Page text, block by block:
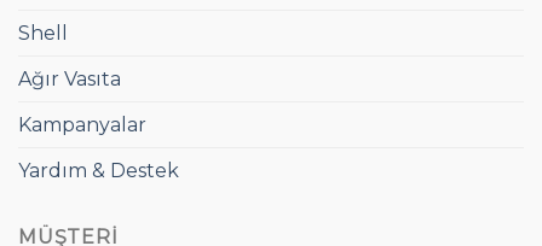
Shell
Ağır Vasıta
Kampanyalar
Yardım & Destek
MÜŞTERI